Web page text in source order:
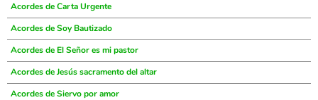
Acordes de Carta Urgente
Acordes de Soy Bautizado
Acordes de El Señor es mi pastor
Acordes de Jesús sacramento del altar
Acordes de Siervo por amor